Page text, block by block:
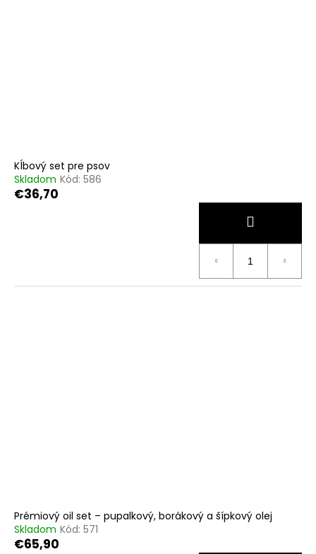
Kĺbový set pre psov
Skladom Kód: 586
€36,70
Prémiový oil set – pupalkový, borákový a šípkový olej
Skladom Kód: 571
€65,90